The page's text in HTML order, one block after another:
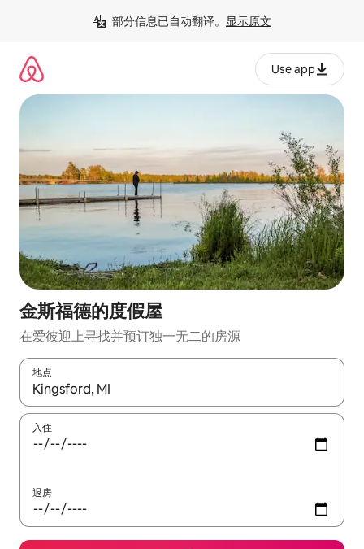
部分信息已自动翻译。 显示原文
Use app
金斯福德的度假屋
在爱彼迎上寻找并预订独一无二的房源
地点
如有搜索结果，请使用上下方向键查看，或通过点击或滑动手势
入住
退房